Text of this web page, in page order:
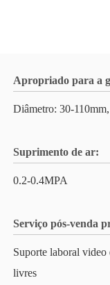
Apropriado para a
Diâmetro: 30-
Suprimento de ar:
0.2-0.4MPA
Serviço pós-venda
Suporte laboral video
livres